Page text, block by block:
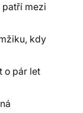
patří mezi
kdy
o pár let